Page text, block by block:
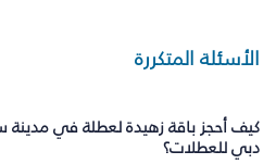
الأسئلة المتكررة
كيف أحجز باقة زهيدة لعطلة في مدينة
دبي للعطلات؟